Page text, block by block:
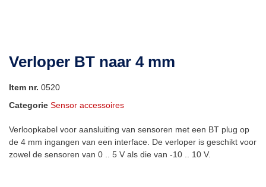
Verloper BT naar 4 mm
Item nr. 0520
Categorie Sensor accessoires
Verloopkabel voor aansluiting van sensoren met een BT plug op
de 4 mm ingangen van een interface. De verloper is geschikt voor
zowel de sensoren van 0 .. 5 V als die van -10 .. 10 V.